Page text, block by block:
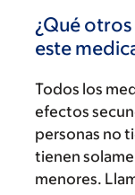
¿Qué
este
Todos los
efectos
personas no
tienen
menores.